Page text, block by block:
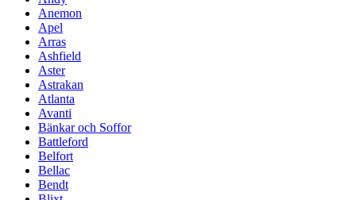
Anemon
Apel
Arras
Ashfield
Aster
Astrakan
Atlanta
Avanti
Bänkar och Soffor
Battleford
Belfort
Bellac
Bendt